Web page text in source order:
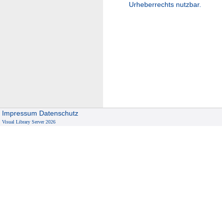
Urheberrechts nutzbar.
Impressum Datenschutz
Visual Library Server 2026